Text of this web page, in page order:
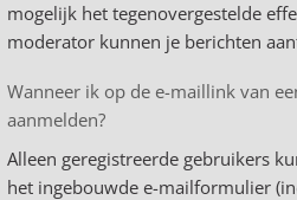
mogelijk het tegenovergestelde
moderator kunnen je berichten
Wanneer ik op de e-maillink van
aanmelden?
Alleen geregistreerde gebruikers
het ingebouwde e-mailformulier